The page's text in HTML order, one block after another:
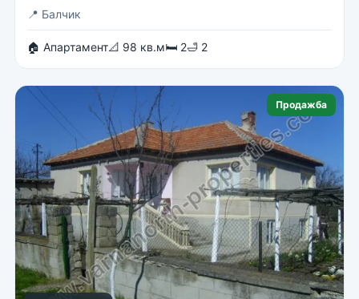
📍 Балчик
🏠 Апартамент📐 98 кв.м🛏 2🛁 2
Продажба